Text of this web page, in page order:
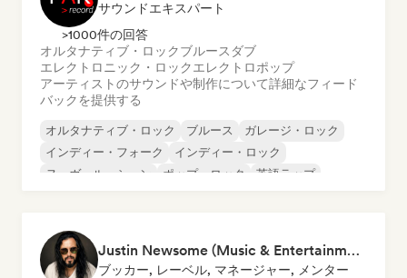
サウンドエキスパート
>1000件の回答
オルタナティブ・ロックブルース ダブ
エレクトロニック・ロックエレクトロポップ
アーティストのサウンドや制作について詳細なフィード
バックを提供する
オルタナティブ・ロック ブルース
ガレージ・ロック
インディー・フォーク
インディー・ロック
ヌーヴェル・シーン
ポップ・ロック 英語ラップ
Justin Newsome (Music & Entertainment Executive | A&R, Artist Development & Partnerships | Applied AI & Systems Strategy)
ブッカー, レーベル, マネージャー, メンター